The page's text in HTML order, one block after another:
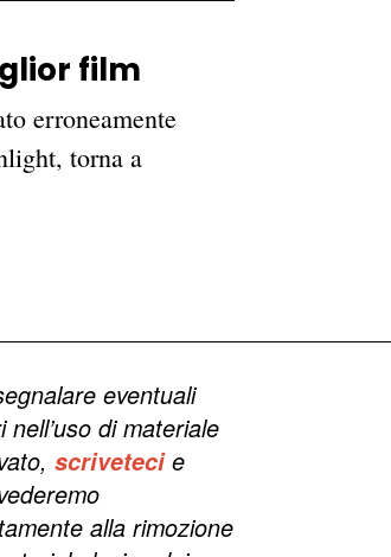
film
erroneamente
torna a
eventuali
nell’uso di materiale
scriveteci e
alla rimozione